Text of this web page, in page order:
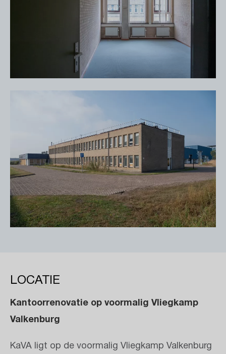
LOCATIE
Kantoorrenovatie op voormalig Vliegkamp
Valkenburg
KaVA ligt op de voormalig Vliegkamp Valkenburg